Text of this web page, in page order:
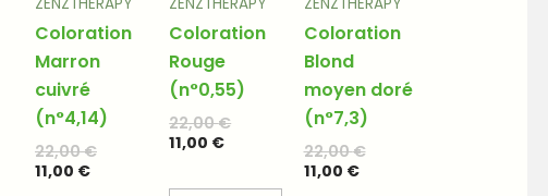
Coloration
Marron
cuivré
(n°4,14)
22,00€
11,00 €
Coloration
Rouge
(n°0,55)
22,00€
11,00 €
Coloration
Blond
moyen doré
(n°7,3)
22,00€
11,00 €